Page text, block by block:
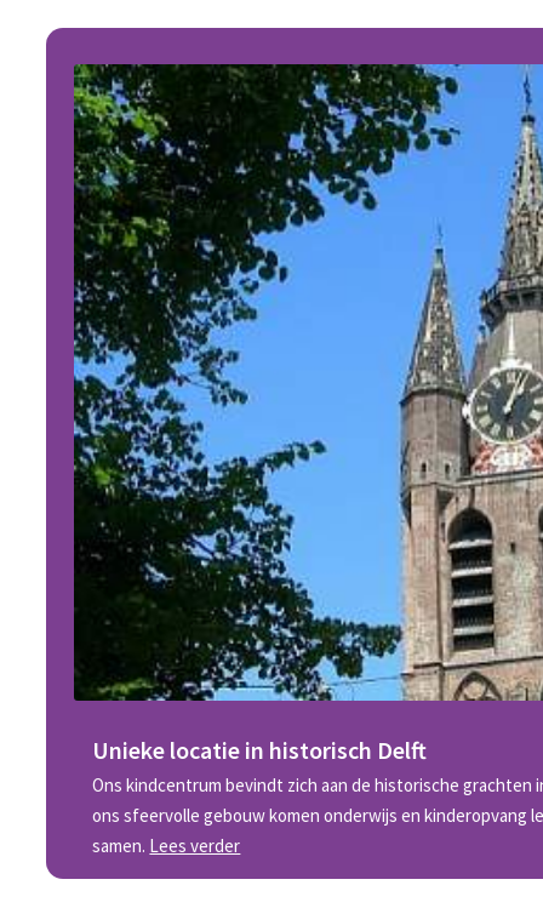
Unieke locatie in historisch Delft
Ons kindcentrum bevindt zich aan de historische grachten
ons sfeervolle gebouw komen onderwijs en kinderopvang
samen. Lees verder